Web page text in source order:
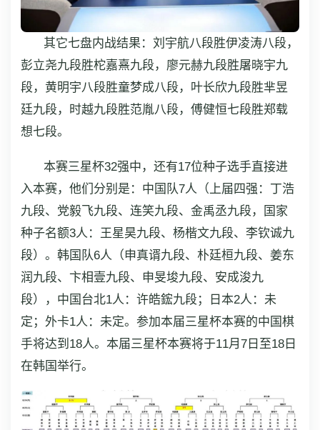
其它七盘内战结果：刘宇航八段胜伊凌涛八段，
彭立尧九段胜柁嘉熹九段，廖元赫九段胜屠晓宇九
段，黄明宇八段胜童梦成八段，叶长欣九段胜芈昱
廷九段，时越九段胜范胤八段，傅健恒七段胜郑载
想七段。
本赛三星杯32强中，还有17位种子选手直接进
入本赛，他们分别是：中国队7人（上届四强：丁浩
九段、党毅飞九段、连笑九段、金禹丞九段，国家
种子名额3人：王星昊九段、杨楷文九段、李钦诚九
段）。韩国队6人（申真谞九段、朴廷桓九段、姜东
润九段、卞相壹九段、申旻埈九段、安成浚九
段），中国台北1人：许皓鋐九段；日本2人：未
定；外卡1人：未定。参加本届三星杯本赛的中国棋
手将达到18人。本届三星杯本赛将于11月7日至18日
在韩国举行。